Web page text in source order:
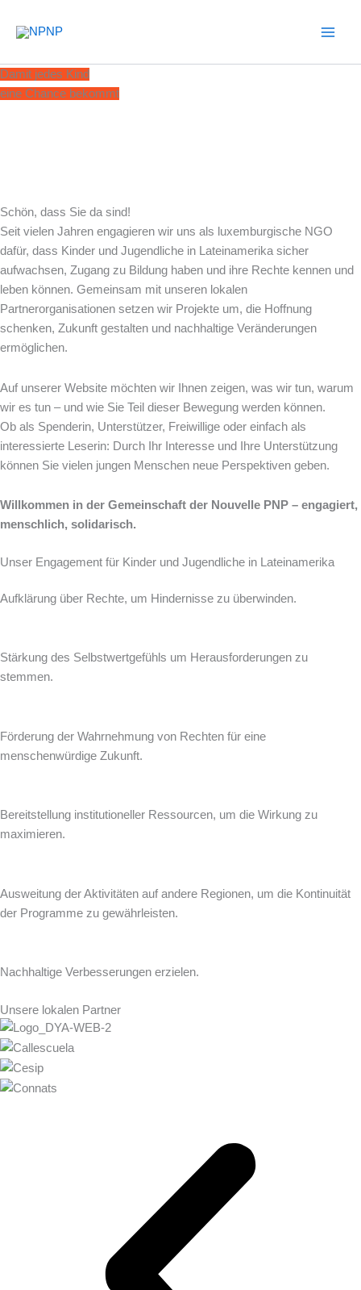
Inhalt
Damit jedes Kind
eine Chance bekommt
Schön, dass Sie da sind!
Seit vielen Jahren engagieren wir uns als luxemburgische NGO
dafür, dass Kinder und Jugendliche in Lateinamerika sicher
aufwachsen, Zugang zu Bildung haben und ihre Rechte kennen und
leben können. Gemeinsam mit unseren lokalen
Partnerorganisationen setzen wir Projekte um, die Hoffnung
schenken, Zukunft gestalten und nachhaltige Veränderungen
ermöglichen.
Auf unserer Website möchten wir Ihnen zeigen, was wir tun, warum
wir es tun – und wie Sie Teil dieser Bewegung werden können.
Ob als Spenderin, Unterstützer, Freiwillige oder einfach als
interessierte Leserin: Durch Ihr Interesse und Ihre Unterstützung
können Sie vielen jungen Menschen neue Perspektiven geben.
Willkommen in der Gemeinschaft der Nouvelle PNP – engagiert,
menschlich, solidarisch.
Unser Engagement für Kinder und Jugendliche in Lateinamerika
Aufklärung über Rechte, um Hindernisse zu überwinden.
Stärkung des Selbstwertgefühls um Herausforderungen zu
stemmen.
Förderung der Wahrnehmung von Rechten für eine
menschenwürdige Zukunft.
Bereitstellung institutioneller Ressourcen, um die Wirkung zu
maximieren.
Ausweitung der Aktivitäten auf andere Regionen, um die Kontinuität
der Programme zu gewährleisten.
Nachhaltige Verbesserungen erzielen.
Unsere lokalen Partner